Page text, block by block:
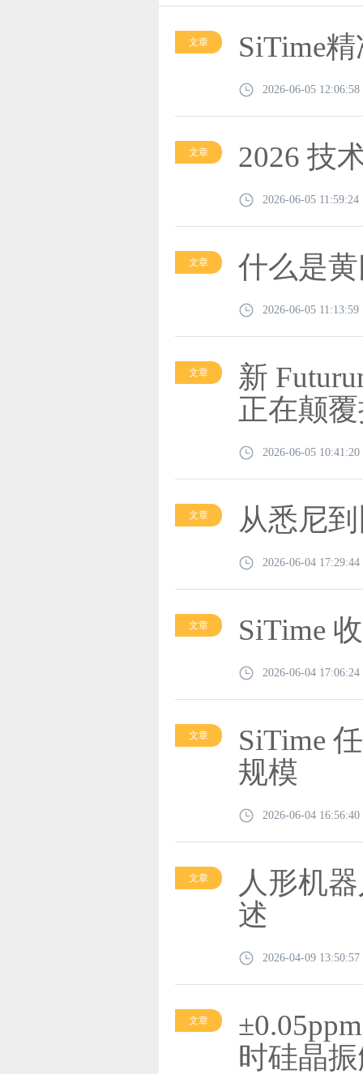
文章 SiTime
2026-06-05 12:06:58
文章 2026 技
2026-06-05 11:59:24
文章 什么是
2026-06-05 11:13:59
文章
新
正在颠
2026-06-05 10:41:20
文章 从悉尼
2026-06-04 17:29:44
文章 SiTime
2026-06-04 17:06:24
文章
SiTime
规模
2026-06-04 16:56:40
文章
人形机
述
2026-04-09 13:50:57
文章
时硅晶